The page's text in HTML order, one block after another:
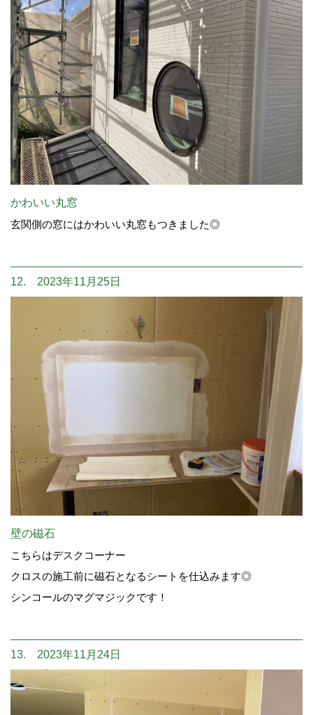
かわいい丸窓
玄関側の窓にはかわいい丸窓もつきました◎
12. 2023年11月25日
壁の磁石
こちらはデスクコーナー
クロスの施工前に磁石となるシートを仕込みます◎
シンコールのマグマジックです！
13. 2023年11月24日